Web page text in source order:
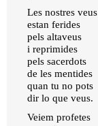
Les nostres veus
estan ferides
pels altaveus
i reprimides
pels sacerdots
de les mentides
quan tu no pots
dir lo que veus.
Veiem profetes